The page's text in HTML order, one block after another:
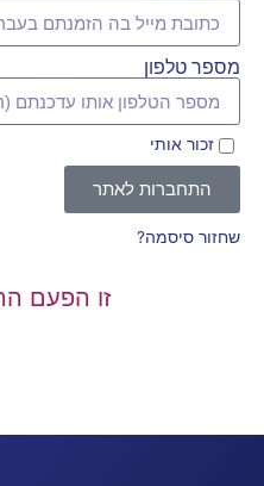
זו הפעם
מספר טלפון
זכור אותי
התחברות לאתר
שחזור סיסמה?